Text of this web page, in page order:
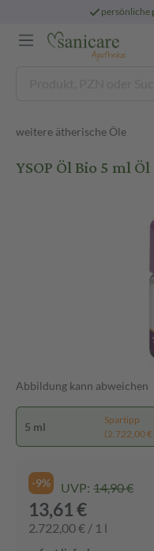
persönliche
weitere ätherische Öle
YSOP Öl Bio 5 ml Öl
Abbildung kann abweichen
5 ml
Spartipp
(2.722,00 €
-9% UVP: 14,90 €
13,61 €
2.722,00 € / 1 l